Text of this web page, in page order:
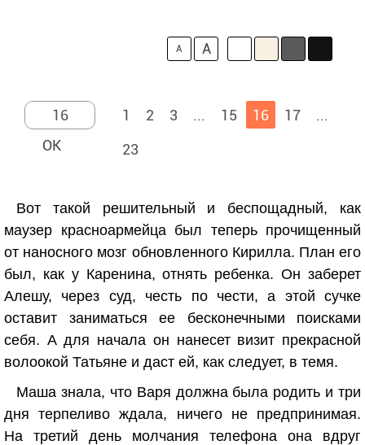
A A
1 2 3 ... 15 16 17
...
23
Вот такой решительный и беспощадный, как
маузер красноармейца был теперь прочищенный
от наносного мозг обновленного Кирилла. План его
был, как у Каренина, отнять ребенка. Он заберет
Алешу, через суд, честь по чести, а этой сучке
оставит заниматься ее бесконечными поисками
себя. А для начала он нанесет визит прекрасной
волоокой Татьяне и даст ей, как следует, в темя.
Маша знала, что Варя должна была родить и три
дня терпеливо ждала, ничего не предпринимая.
На третий день молчания телефона она вдруг